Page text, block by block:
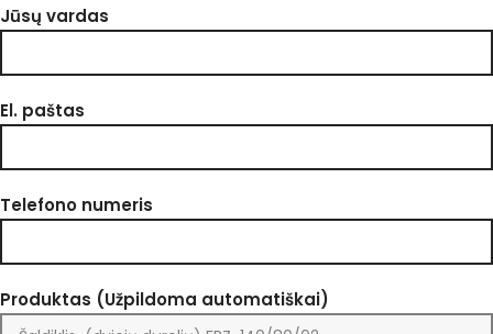
Jūsų vardas
El. paštas
Telefono numeris
Produktas (Užpildoma automatiškai)